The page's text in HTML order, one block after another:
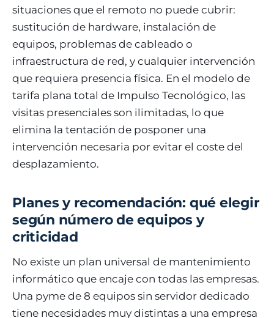
situaciones que el remoto no puede cubrir:
sustitución de hardware, instalación de
equipos, problemas de cableado o
infraestructura de red, y cualquier intervención
que requiera presencia física. En el modelo de
tarifa plana total de Impulso Tecnológico, las
visitas presenciales son ilimitadas, lo que
elimina la tentación de posponer una
intervención necesaria por evitar el coste del
desplazamiento.
Planes y recomendación: qué elegir
según número de equipos y
criticidad
No existe un plan universal de mantenimiento
informático que encaje con todas las empresas.
Una pyme de 8 equipos sin servidor dedicado
tiene necesidades muy distintas a una empresa